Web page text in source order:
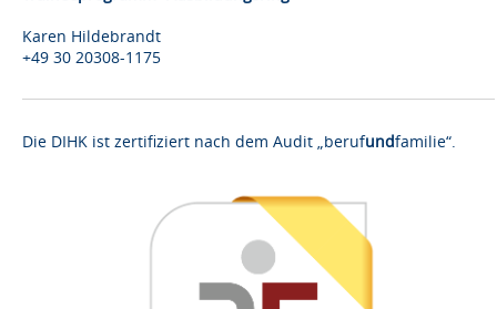
Karen Hildebrandt
+49 30 20308-1175
Die DIHK ist zertifiziert nach dem Audit „berufundfamilie“.